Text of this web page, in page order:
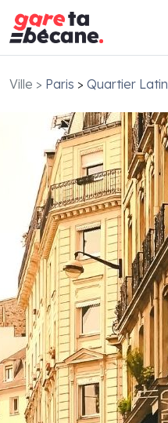
Ville > Paris > Quartier Latin